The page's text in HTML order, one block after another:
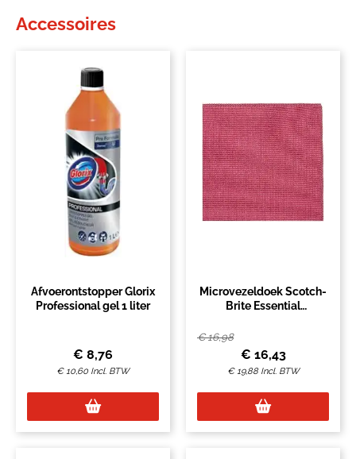
Overig
chloor
EAN Code 7615400828951
Artikelcode 2541278
Vendorcode 1116596
Verpakking
Accessoires
Afvoerontstopper Glorix
Professional gel 1 liter
€ 8,76
€10,60 Incl. BTW
Microvezeldoek Scotch-
Brite Essential
€16,98
€ 16,43
€19,88 Incl. BTW